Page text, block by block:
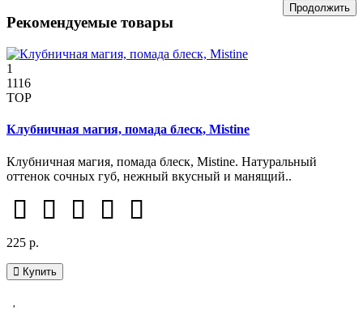
Продолжить
Рекомендуемые товары
1
1116
TOP
Клубничная магия, помада блеск, Mistine
Клубничная магия, помада блеск, Mistine. Натуральный
оттенок сочных губ, нежный вкусный и манящий..
225 р.
Купить